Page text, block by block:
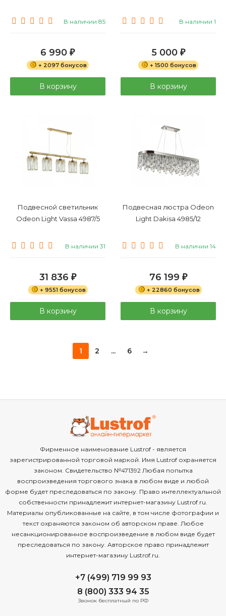
В наличии 85
6 990 ₽
+ 2097 бонусов
В корзину
В наличии 1
5 000 ₽
+ 1500 бонусов
В корзину
Подвесной светильник
Odeon Light Vassa 4987/5
В наличии 31
31 836 ₽
+ 9551 бонусов
В корзину
Подвесная люстра Odeon
Light Dakisa 4985/12
В наличии 14
76 199 ₽
+ 22860 бонусов
В корзину
1 2 ... 6 →
Фирменное наименование Lustrof - является
зарегистрированной торговой маркой. Имя Lustrof охраняется
законом. Свидетельство №471392 Любая попытка
воспроизведения торгового знака в любом виде и любой
форме будет преследоваться по закону. Право интеллектуальной
собственности принадлежит интернет-магазину Lustrof.ru.
Материалы опубликованные на сайте, в том числе фотографии и
текст охраняются законом об авторском праве. Любое
несанкционированное воспроизведение в любом виде будет
преследоваться по закону. Авторское право принадлежит
интернет-магазину Lustrof.ru.
+7 (499) 719 99 93
8 (800) 333 94 35
Звонок бесплатный по РФ